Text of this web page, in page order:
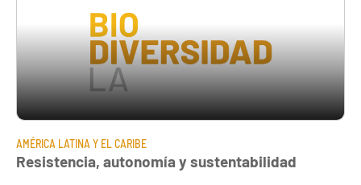
AMÉRICA LATINA Y EL CARIBE
Resistencia, autonomía y sustentabilidad